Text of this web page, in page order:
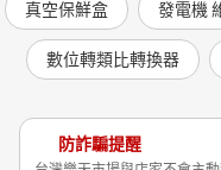
真空保鮮盒 發電機
數位轉類比轉換器
防詐騙提醒